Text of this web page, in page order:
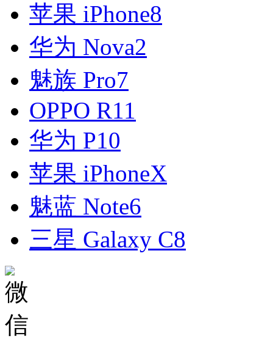
苹果 iPhone8
华为 Nova2
魅族 Pro7
OPPO R11
华为 P10
苹果 iPhoneX
魅蓝 Note6
三星 Galaxy C8